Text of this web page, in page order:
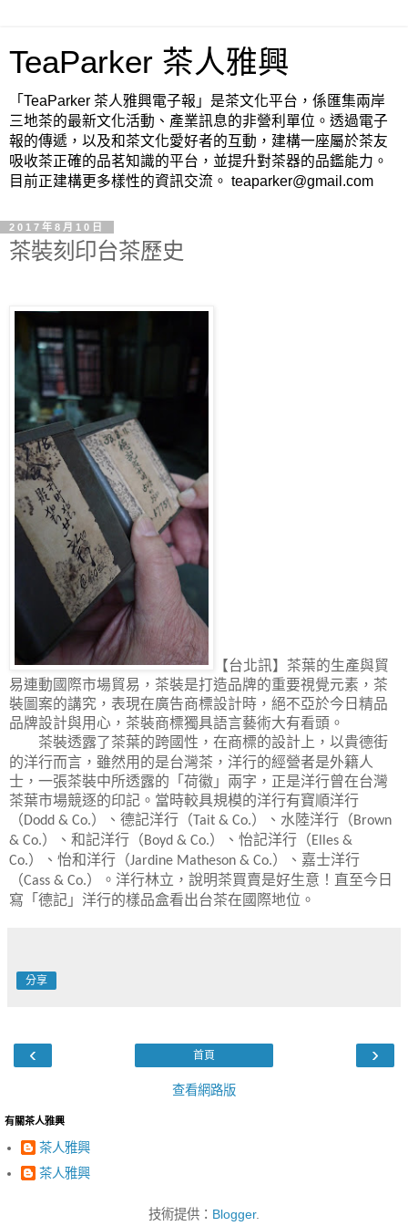
TeaParker 茶人雅興
「TeaParker 茶人雅興電子報」是茶文化平台，係匯集兩岸
三地茶的最新文化活動、產業訊息的非營利單位。透過電子
報的傳遞，以及和茶文化愛好者的互動，建構一座屬於茶友
吸收茶正確的品茗知識的平台，並提升對茶器的品鑑能力。
目前正建構更多樣性的資訊交流。 teaparker@gmail.com
2017年8月10日
茶裝刻印台茶歷史
【台北訊】茶葉的生產與貿
易連動國際市場貿易，茶裝是打造品牌的重要視覺元素，茶
裝圖案的講究，表現在廣告商標設計時，絕不亞於今日精品
品牌設計與用心，茶裝商標獨具語言藝術大有看頭。
茶裝透露了茶葉的跨國性，在商標的設計上，以貴德街
的洋行而言，雖然用的是台灣茶，洋行的經營者是外籍人
士，一張茶裝中所透露的「荷徽」兩字，正是洋行曾在台灣
茶葉市場競逐的印記。當時較具規模的洋行有寶順洋行
（Dodd & Co.）、德記洋行（ Tait & Co.）、水陸洋行（Brown
& Co.）、和記洋行（Boyd & Co.）、怡記洋行（Elles &
Co.）、怡和洋行（Jardine Matheson & Co.）、嘉士洋行
（Cass & Co.）。洋行林立，說明茶買賣是好生意！直至今日
寫「德記」洋行的樣品盒看出台茶在國際地位。
分享
‹ ›
首頁
查看網路版
有關茶人雅興
茶人雅興
茶人雅興
技術提供： Blogger.